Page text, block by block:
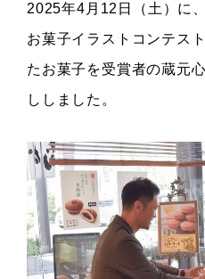
2025年4月12日（土）に
お菓子イラストコンテス
たお菓子を受賞者の蔵元
ししました。